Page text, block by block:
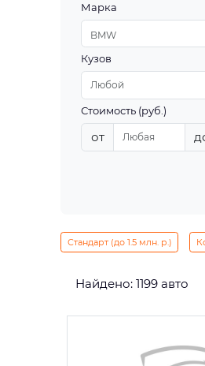
Марка
BMW
Кузов
Стоимость (руб.)
от
Стандарт (до 1.5 млн. р.)
Найдено: 1199 авто